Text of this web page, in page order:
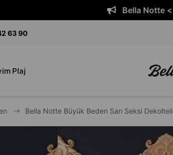
Bella Notte <
63 90
Plaj
Bella Notte Büyük Beden Sarı Seksi